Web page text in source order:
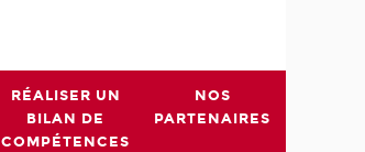
RÉALISER UN
BILAN DE
COMPÉTENCES
NOS
PARTENAIRES